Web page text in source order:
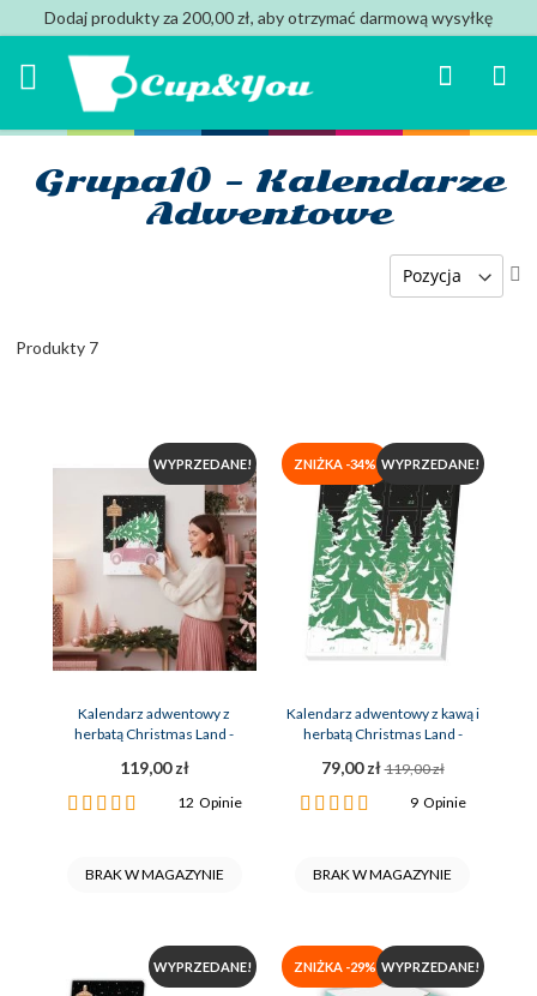
Dodaj produkty za 200,00 zł, aby otrzymać darmową wysyłkę
Mój
Search
Grupa10 - Kalendarze
Adwentowe
Produkty 7
WYPRZEDANE!
Kalendarz adwentowy z
herbatą Christmas Land -
119,00 zł
Ocena:
12 Opinie
BRAK W MAGAZYNIE
ZNIŻKA -34% WYPRZEDANE!
Kalendarz adwentowy z kawą i
herbatą Christmas Land -
79,00 zł 119,00 zł
Ocena:
9 Opinie
BRAK W MAGAZYNIE
WYPRZEDANE! ZNIŻKA -29% WYPRZEDANE!